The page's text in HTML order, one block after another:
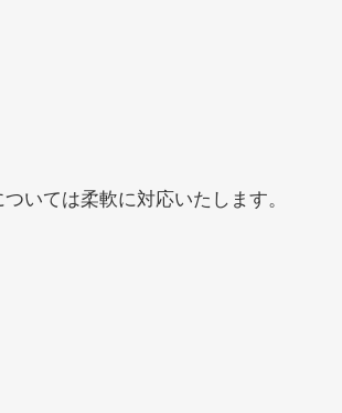
いては柔軟に対応いたします。